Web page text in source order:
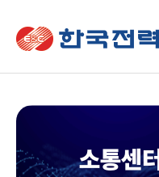
한국전력기술
소통센터